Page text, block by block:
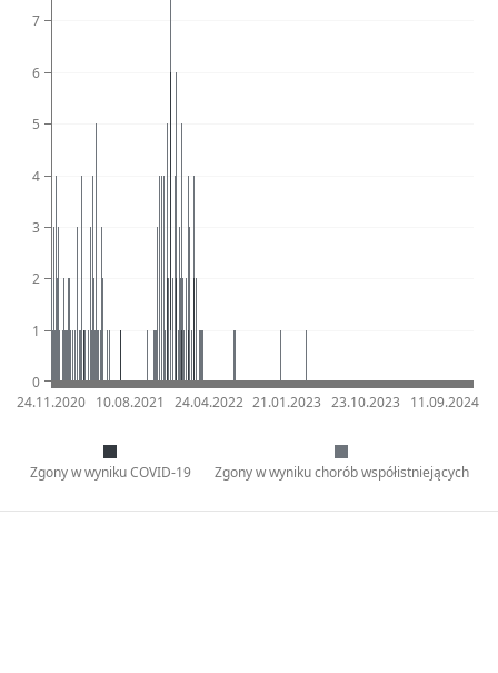
0
1
2
3
4
5
6
7
24.11.2020 10.08.2021 24.04.2022 21.01.2023 23.10.2023 11.09.2024
Zgony w wyniku COVID-19 Zgony w wyniku chorób współistniejących